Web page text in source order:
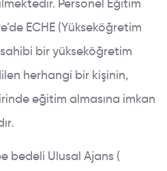
Personel Eğitim
ECHE (Yükseköğretim
bir yükseköğretim
herhangi bir kişinin,
eğitim almasına imkan
bedeli Ulusal Ajans (